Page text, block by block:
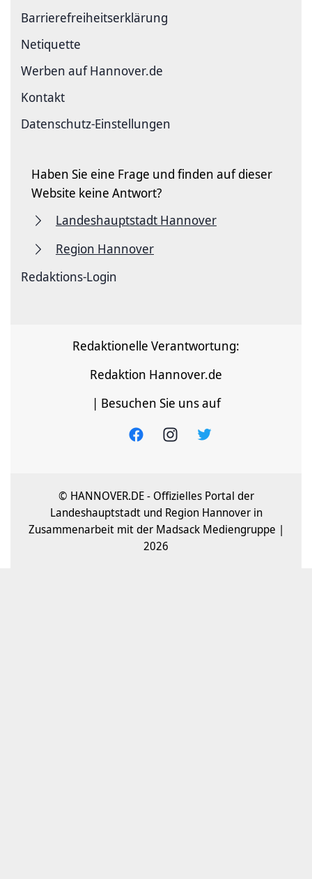
Barriere­freiheits­erklärung
Netiquette
Werben auf Hannover.de
Kontakt
Datenschutz-Einstellungen
Haben Sie eine Frage und finden auf dieser
Website keine Antwort?
Landeshauptstadt Hannover
Region Hannover
Redaktions-Login
Redaktionelle Verantwortung:
Redaktion Hannover.de
| Besuchen Sie uns auf
© HANNOVER.DE - Offizielles Portal der
Landeshauptstadt und Region Hannover in
Zusammenarbeit mit der Madsack Mediengruppe |
2026